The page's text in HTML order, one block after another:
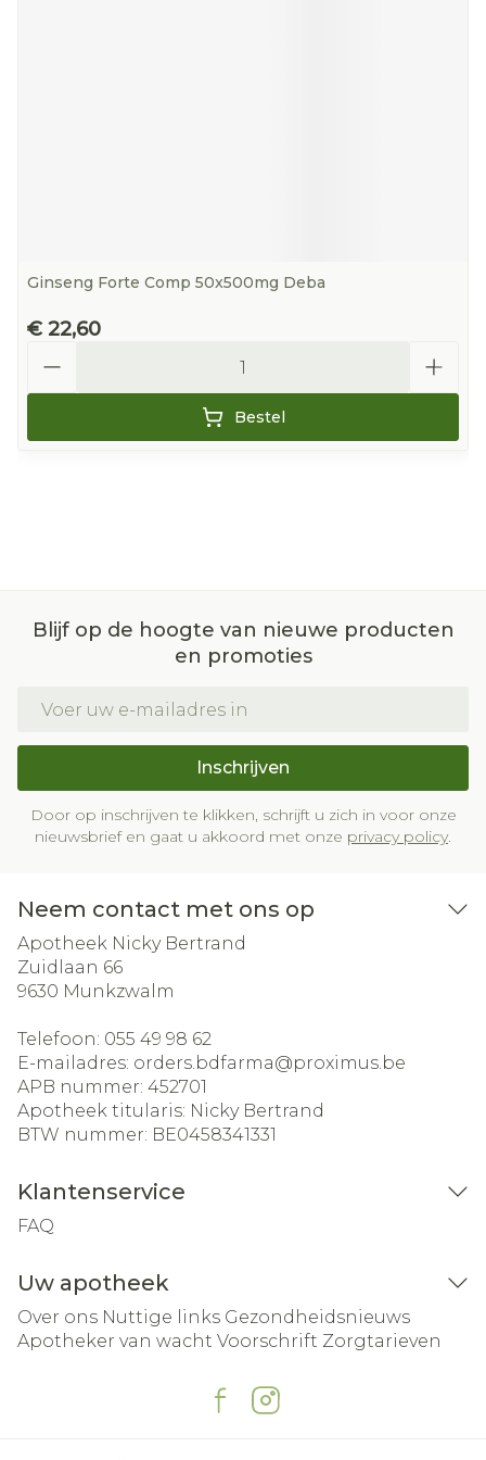
Ginseng Forte Comp 50x500mg Deba
€ 22,60
Bestel
Blijf op de hoogte van nieuwe producten
en promoties
Inschrijven
Door op inschrijven te klikken, schrijft u zich in voor onze
nieuwsbrief en gaat u akkoord met onze privacy policy.
Neem contact met ons op
Apotheek Nicky Bertrand
Zuidlaan 66
9630 Munkzwalm
Telefoon: 055 49 98 62
E-mailadres: orders.bdfarma@proximus.be
APB nummer: 452701
Apotheek titularis: Nicky Bertrand
BTW nummer: BE0458341331
Klantenservice
FAQ
Uw apotheek
Over ons Nuttige links Gezondheidsnieuws
Apotheker van wacht Voorschrift Zorgtarieven